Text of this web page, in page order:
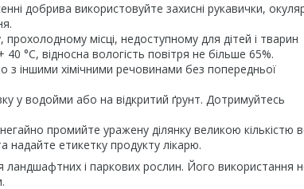
добрива використовуйте захисні рукавички,
прохолодному місці, недоступному для дітей і тварин
40 °С, відносна вологість повітря не більше 65%.
іншими хімічними речовинами без попередньої
у водойми або на відкритий ґрунт. Дотримуйтесь
промийте уражену ділянку великою кількістю
надайте етикетку продукту лікарю.
і паркових рослин. Його використання